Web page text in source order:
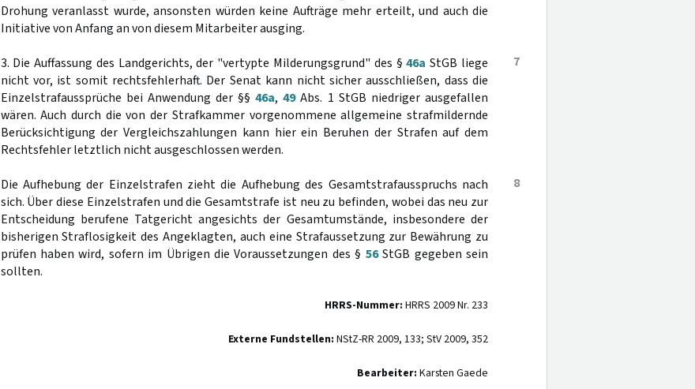
Drohung veranlasst wurde, ansonsten würden keine Aufträge mehr erteilt, und auch die
Initiative von Anfang an von diesem Mitarbeiter ausging.
7
3. Die Auffassung des Landgerichts, der "vertypte Milderungsgrund" des §46a StGB liege
nicht vor, ist somit rechtsfehlerhaft. Der Senat kann nicht sicher ausschließen, dass die
Einzelstrafaussprüche bei Anwendung der §§46a,49Abs. 1 StGB niedriger ausgefallen
wären. Auch durch die von der Strafkammer vorgenommene allgemeine strafmildernde
Berücksichtigung der Vergleichszahlungen kann hier ein Beruhen der Strafen auf dem
Rechtsfehler letztlich nicht ausgeschlossen werden.
8
Die Aufhebung der Einzelstrafen zieht die Aufhebung des Gesamtstrafausspruchs nach
sich. Über diese Einzelstrafen und die Gesamtstrafe ist neu zu befinden, wobei das neu zur
Entscheidung berufene Tatgericht angesichts der Gesamtumstände, insbesondere der
bisherigen Straflosigkeit des Angeklagten, auch eine Strafaussetzung zur Bewährung zu
prüfen haben wird, sofern im Übrigen die Voraussetzungen des § 56StGB gegeben sein
sollten.
HRRS-Nummer: HRRS 2009 Nr. 233
Externe Fundstellen: NStZ-RR 2009, 133; StV 2009, 352
Bearbeiter: Karsten Gaede